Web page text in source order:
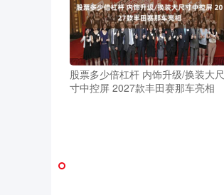
股票多少倍杠杆 内饰升级/换装大尺
寸中控屏 2027款丰田赛那车亮相